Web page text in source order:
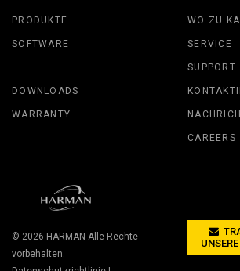
PRODUKTE
SOFTWARE
WO ZU
SERVICE
SUPPORT
DOWNLOADS
WARRANTY
CAREERS
© 2026 HARMAN Alle Rechte
vorbehalten.